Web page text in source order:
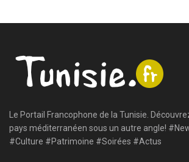
Le Portail Francophone de la Tunisie.
pays méditerranéen sous un autre angle!
#Culture #Patrimoine #Soirées #Actus